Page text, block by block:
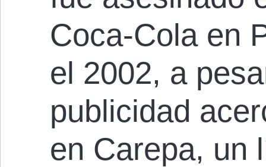
Coca-Cola en
el 2002, a
publicidad
en Carepa, un